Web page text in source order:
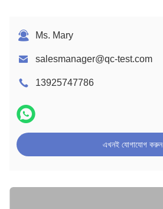
Ms. Mary
salesmanager@qc-test.com
13925747786
এখনই যোগাযোগ করুন